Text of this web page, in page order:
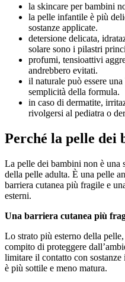
la skincare per bambini
la pelle infantile è più
sostanze applicate.
detersione delicata,
solare sono i pilastri
profumi, tensioattivi
andrebbero evitati.
il naturale può essere
semplicità della formula.
in caso di dermatite,
rivolgersi al pediatra o
Perché la pelle dei
La pelle dei bambini non è una
della pelle adulta. È una pelle
barriera cutanea più fragile e
esterni.
Una barriera cutanea più
Lo strato più esterno della
compito di proteggere
limitare il contatto con
è più sottile e meno matura.